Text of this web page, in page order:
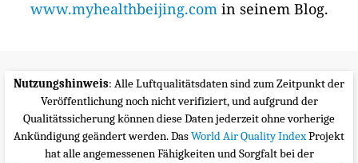
www.myhealthbeijing.comin seinem Blog.
Nutzungshinweis: Alle Luftqualitätsdaten sind zum Zeitpunkt der
Veröffentlichung noch nicht verifiziert, und aufgrund der
Qualitätssicherung können diese Daten jederzeit ohne vorherige
Ankündigung geändert werden. DasWorld Air Quality IndexProjekt
hat alle angemessenen Fähigkeiten und Sorgfalt bei der